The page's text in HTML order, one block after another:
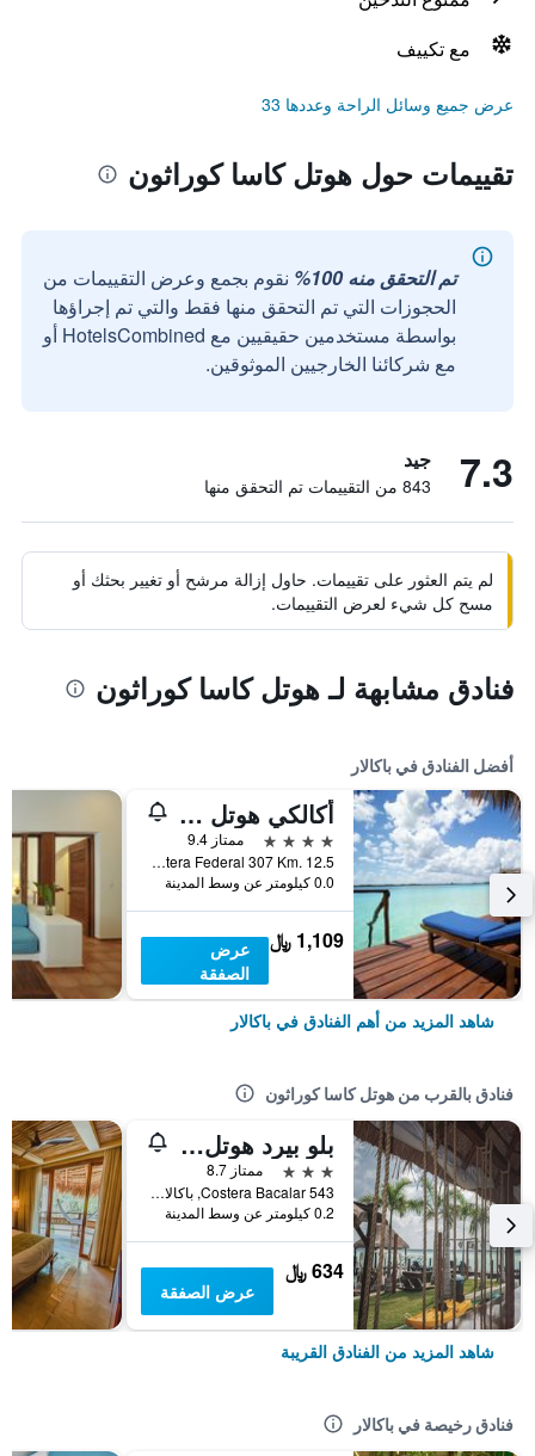
مع تكييف
عرض جميع وسائل الراحة وعددها 33
تقييمات حول هوتل كاسا كوراثون
تم التحقق منه 100%
نقوم بجمع وعرض التقييمات من
الحجوزات التي تم التحقق منها فقط والتي تم إجراؤها
بواسطة مستخدمين حقيقيين مع HotelsCombined أو
مع شركائنا الخارجيين الموثوقين.
7.3 جيد
843 من التقييمات تم التحقق منها
لم يتم العثور على تقييمات. حاول إزالة مرشح أو تغيير بحثك أو
مسح كل شيء لعرض التقييمات.
فنادق مشابهة لـ هوتل كاسا كوراثون
أفضل الفنادق في باكالار
أكالكي هوتل إي سنترو هوليستيكو
4 نجوم
ممتاز 9.4
Carretera Federal 307 Km. 12.5, باكالار, ولاية كينتانا رو, المكسيك
0.0 كيلومتر عن وسط المدينة
1,109 ﷼
عرض
الصفقة
شاهد المزيد من أهم الفنادق في باكالار
فنادق بالقرب من هوتل كاسا كوراثون
بلو بيرد هوتل بوتيك
3 نجوم
ممتاز 8.7
Costera Bacalar 543, باكالار, ولاية كينتانا رو, المكسيك
0.2 كيلومتر عن وسط المدينة
634 ﷼
عرض الصفقة
شاهد المزيد من الفنادق القريبة
فنادق رخيصة في باكالار